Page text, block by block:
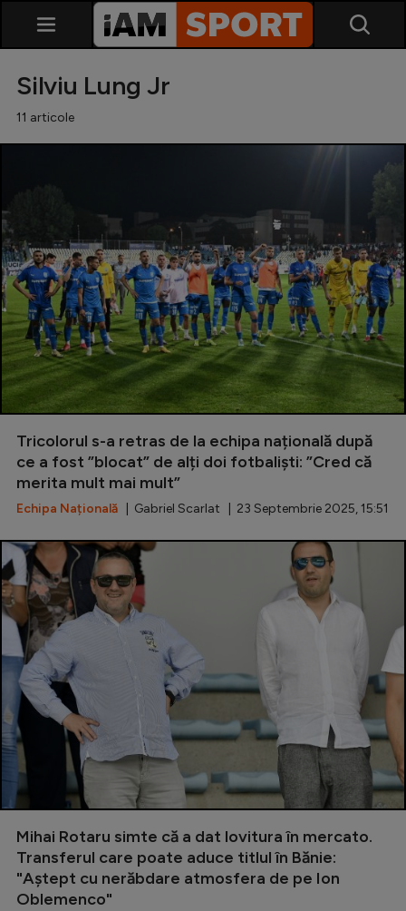
SuperLiga
Liga 2
Cupa României
Echipa Națională
U21
Fotbal feminin
Special
Diverse
Inedit
Clasamente
Champions League
Europa League
Conference League
CM 2026
Premier League
LaLiga
Serie A
Bundesliga
Silviu Lung Jr
11 articole
Tricolorul s-a retras de la echipa națională după
ce a fost ”blocat” de alți doi fotbaliști: ”Cred că
merita mult mai mult”
Echipa Națională | Gabriel Scarlat | 23 Septembrie 2025, 15:51
Mihai Rotaru simte că a dat lovitura în mercato.
Transferul care poate aduce titlul în Bănie:
"Aștept cu nerăbdare atmosfera de pe Ion
Oblemenco"